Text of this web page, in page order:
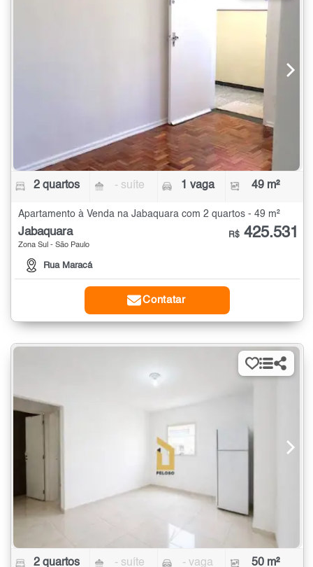
2 quartos - suíte 1 vaga 49 m²
Apartamento à Venda na Jabaquara com 2 quartos - 49 m²
Jabaquara
Zona Sul - São Paulo
Rua Maracá
R$ 425.531
Contatar
2 quartos - suíte - vaga 50 m²